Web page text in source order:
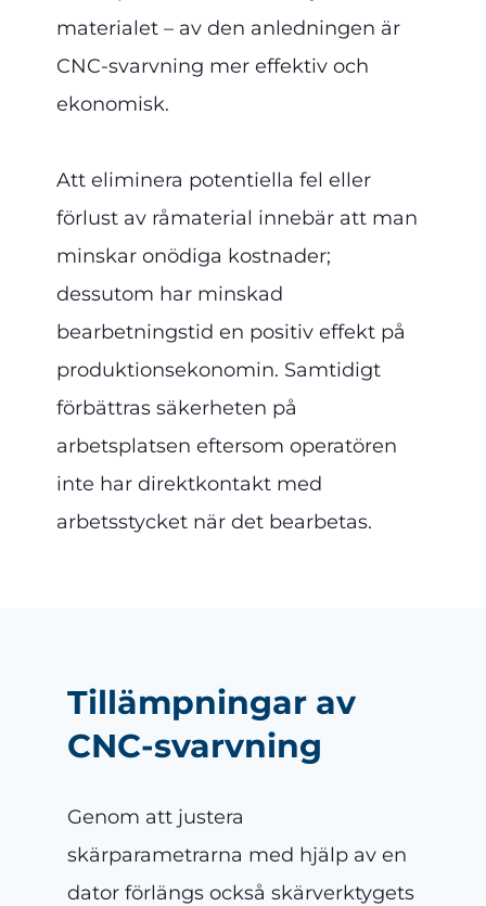
materialet – av den anledningen är
CNC-svarvning mer effektiv och
ekonomisk.
Att eliminera potentiella fel eller
förlust av råmaterial innebär att man
minskar onödiga kostnader;
dessutom har minskad
bearbetningstid en positiv effekt på
produktionsekonomin. Samtidigt
förbättras säkerheten på
arbetsplatsen eftersom operatören
inte har direktkontakt med
arbetsstycket när det bearbetas.
Tillämpningar av
CNC-svarvning
Genom att justera
skärparametrarna med hjälp av en
dator förlängs också skärverktygets